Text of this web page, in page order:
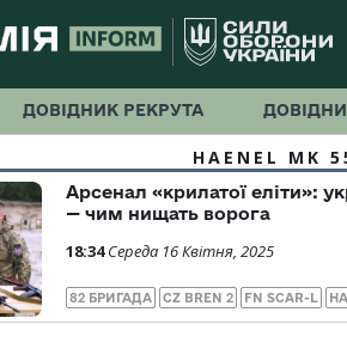
ДОВІДНИК РЕКРУТА
HAENEL MK
Арсенал «крилатої еліти»:
— чим нищать ворога
18:34 Середа 16 Квітня, 2025
82 БРИГАДА CZ BREN 2 FN SCAR-L